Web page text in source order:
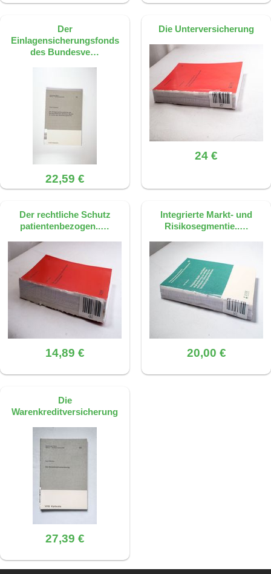
Der
Einlagensicherungsfonds
des Bundesve…
22,59 €
Die Unterversicherung
24 €
Der rechtliche Schutz
patientenbezogen..…
14,89 €
Integrierte Markt- und
Risikosegmentie..…
20,00 €
Die
Warenkreditversicherung
27,39 €